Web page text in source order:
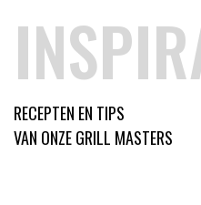
RECEPTEN EN TIPS
VAN ONZE GRILL MASTERS